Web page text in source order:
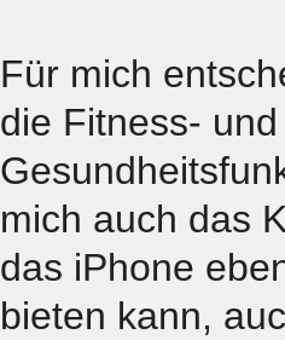
Für mich
die Fitness- und
mich auch das
das iPhone
bieten kann,